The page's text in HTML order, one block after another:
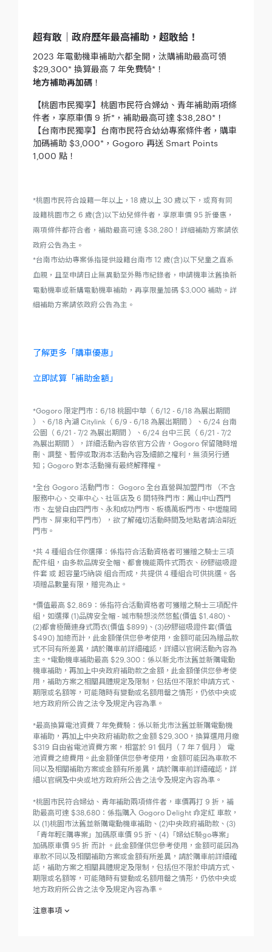
超有敢｜政府歷年最高補助，超敢給！
2023 年電動機車補助六都全開，汰購補助最高可領
$29,300* 換算最高 7 年免費騎*！
地方補助再加碼 ！
【桃園市民獨享】桃園市民符合婦幼、青年補助兩項條
件者，享原車價 9 折*，補助最高可達 $38,280*！
【台南市民獨享】台南市民符合幼幼專案條件者，購車
加碼補助 $3,000*，Gogoro 再送 Smart Points
1,000 點！
*桃園市民符合設籍一年以上，18 歲以上 30 歲以下，或育有同
設籍桃園市之 6 歲(含)以下幼兒條件者，享原車價 95 折優惠，
兩項條件都符合者，補助最高可達 $38,280！詳細補助方案請依
政府公告為主。
*台南市幼幼專案係指提供設籍台南市 12 歲(含)以下兒童之直系
血親，且至申請日止無異動至外縣市紀錄者，申請機車汰舊換新
電動機車或新購電動機車補助，再享限量加碼 $3,000 補助。詳
細補助方案請依政府公告為主。
了解更多「購車優惠」
立即試算「補助金額」
*Gogoro 限定門市：6/18 桃園中華（ 6/12 - 6/18 為展出期間
）、6/18 內湖 Citylink（ 6/9 - 6/18 為展出期間 ）、6/24 台南
公園（ 6/21 - 7/2 為展出期間 ）、6/24 台中三民（ 6/21 - 7/2
為展出期間 ），詳細活動內容依官方公告，Gogoro 保留隨時增
刪、調整、暫停或取消本活動內容及細節之權利，無須另行通
知；Gogoro 對本活動擁有最終解釋權。
*全台 Gogoro 活動門市： Gogoro 全台直營與加盟門市 （不含
服務中心、交車中心、社區店及 6 間特殊門市：鳳山中山西門
市、左營自由四門市、永和成功門市、板橋萬板門市、中壢龍岡
門市、屏東和平門市），欲了解確切活動時間及地點者請洽鄰近
門市。
*共 4 種組合任你選擇：係指符合活動資格者可獲贈之騎士三項
配件組，由多款品牌安全帽、都會機能兩件式雨衣、矽膠磁吸證
件套 或 超容量巧納袋 組合而成，共提供 4 種組合可供挑選。各
項贈品數量有限，贈完為止。
*價值最高 $2,869：係指符合活動資格者可獲贈之騎士三項配件
組，如選擇 (1)品牌安全帽 - 城市騎想淡然悠藍(價值 $1,480)、
(2)都會極簡連身式雨衣(價值 $899)、(3)矽膠磁吸證件套(價值
$490) 加總而計，此金額僅供您參考使用，金額可能因為贈品款
式不同有所差異，請於購車前詳細確認，詳細以官網活動內容為
主。 *電動機車補助最高 $29,300：係以新北市汰舊並新購電動
機車補助，再加上中央政府補助款之金額，此金額僅供您參考使
用，補助方案之相關具體規定及限制，包括但不限於申請方式、
期限或名額等，可能隨時有變動或名額用罄之情形，仍依中央或
地方政府所公告之法令及規定內容為準。
*最高換算電池資費 7 年免費騎：係以新北市汰舊並新購電動機
車補助，再加上中央政府補助款之金額 $29,300，換算選用月繳
$319 自由省電池資費方案，相當於 91 個月（ 7 年 7 個月 ） 電
池資費之總費用。此金額僅供您參考使用，金額可能因為車款不
同以及相關補助方案或金額有所差異，請於購車前詳細確認，詳
細以官網及中央或地方政府所公告之法令及規定內容為準。
*桃園市民符合婦幼、青年補助兩項條件者，車價再打 9 折，補
助最高可達 $38,680：係指購入 Gogoro Delight 命定紅 車款，
以 (1)桃園市汰舊並新購電動機車補助、(2)中央政府補助款、(3)
「青年輕E購專案」加碼原車價 95 折、(4)「婦幼E騎go專案」
加碼原車價 95 折 而計 。此金額僅供您參考使用，金額可能因為
車款不同以及相關補助方案或金額有所差異，請於購車前詳細確
認，補助方案之相關具體規定及限制，包括但不限於申請方式、
期限或名額等，可能隨時有變動或名額用罄之情形，仍依中央或
地方政府所公告之法令及規定內容為準。
注意事項